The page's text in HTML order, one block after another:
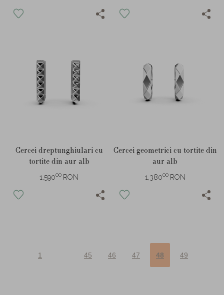
Cercei dreptunghiulari cu
tortite din aur alb
1,59000 RON
Cercei geometrici cu tortite din
aur alb
1,38000 RON
1 45 46 47 48 49